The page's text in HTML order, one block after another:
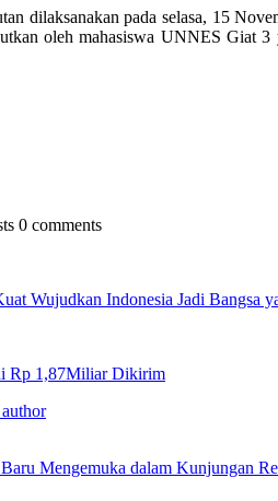
dilaksanakan pada selasa, 15
oleh mahasiswa UNNES Giat
0 comments
Wujudkan Indonesia Jadi Bangsa
Rp 1,87Miliar Dikirim
Mengemuka dalam Kunjungan